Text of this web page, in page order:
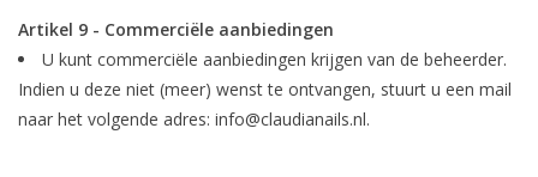
Artikel 9 - Commerciële aanbiedingen
U kunt commerciële aanbiedingen krijgen van de beheerder.
Indien u deze niet (meer) wenst te ontvangen, stuurt u een mail
naar het volgende adres: info@claudianails.nl.